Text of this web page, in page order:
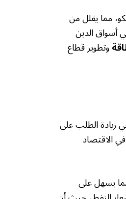
مما يقلل من
أسواق الدين
وتطوير قطاع
زيادة الطلب على
الاقتصاد
يسهل على